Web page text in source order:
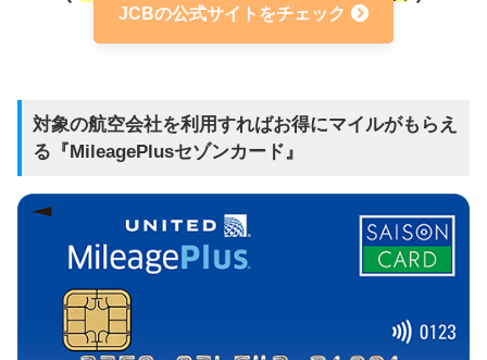
JCBの公式サイトをチェック
対象の航空会社を利用すればお得にマイルがもらえ
る『MileagePlusセゾンカード』